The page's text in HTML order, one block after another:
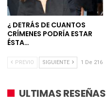
¿ DETRÁS DE CUANTOS
CRÍMENES PODRÍA ESTAR
ÉSTA…
PREVIO SIGUIENTE 1 De 216
ULTIMAS RESEÑAS